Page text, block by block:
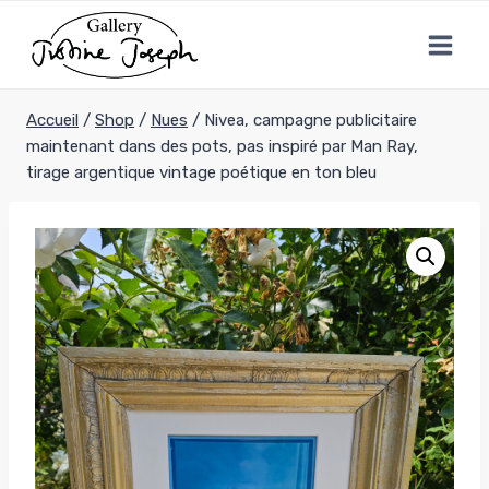
contenu
Accueil / Shop / Nues / Nivea, campagne publicitaire
maintenant dans des pots, pas inspiré par Man Ray,
tirage argentique vintage poétique en ton bleu